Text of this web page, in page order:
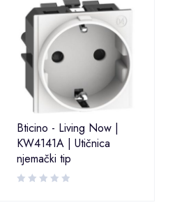
Bticino - Living Now | KV4141
Bticino - Living Now |
KW4141A | Utičnica
njemački tip